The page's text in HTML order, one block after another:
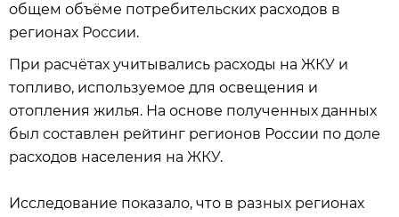
общем объёме потребительских расходов в
регионах России.
При расчётах учитывались расходы на ЖКУ и
топливо, используемое для освещения и
отопления жилья. На основе полученных данных
был составлен рейтинг регионов России по доле
расходов населения на ЖКУ.
Исследование показало, что в разных регионах